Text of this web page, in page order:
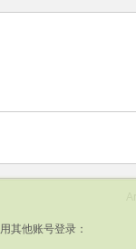
用其他账号登录：